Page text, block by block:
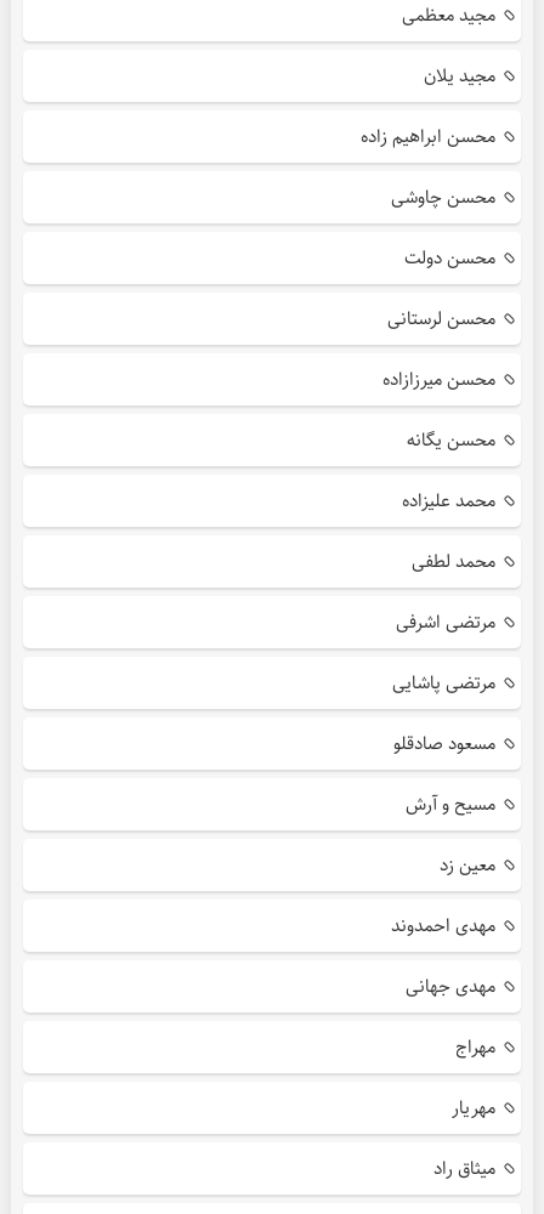
مجید معظمی
مجید یلان
محسن ابراهیم زاده
محسن چاوشی
محسن دولت
محسن لرستانی
محسن میرزازاده
محسن یگانه
محمد علیزاده
محمد لطفی
مرتضی اشرفی
مرتضی پاشایی
مسعود صادقلو
مسیح و آرش
معین زد
مهدی احمدوند
مهدی جهانی
مهراج
مهریار
میثاق راد